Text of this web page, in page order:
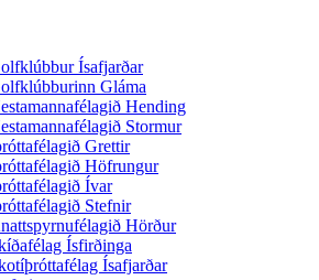
Ísafjarðar
Gláma
Hending
Stormur
Grettir
Höfrungur
Ívar
Stefnir
Hörður
Ísfirðinga
Ísafjarðar